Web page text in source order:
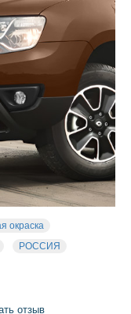
окраска
РОССИЯ
отзыв